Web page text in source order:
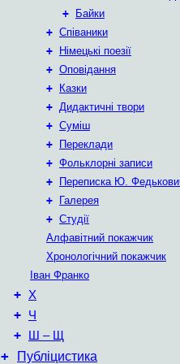
+
Байки
+ Співаники
+
Німецькі поезії
+ Оповідання
+
Казки
+ Дидактичні твори
+ Суміш
+
Переклади
+ Фольклорні записи
+
Переписка Ю.
+
Галерея
+ Студії
Алфавітний покажчик
Хронологічний покажчик
Іван Франко
+ Х
+ Ч
+ Ш – Щ
+ Публіцистика